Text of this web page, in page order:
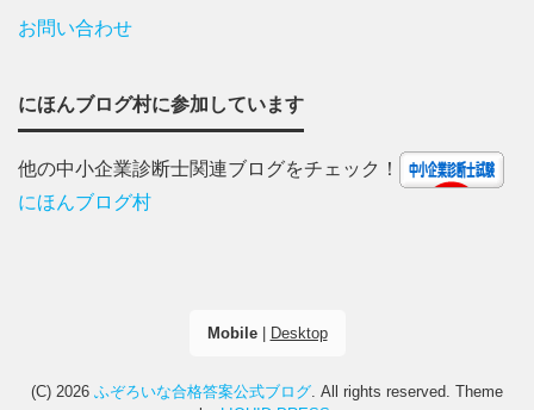
お問い合わせ
にほんブログ村に参加しています
他の中小企業診断士関連ブログをチェック！
にほんブログ村
Mobile| Desktop
(C) 2026 ふぞろいな合格答案公式ブログ . All rights reserved. Theme